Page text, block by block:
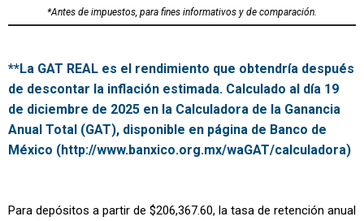
*Antes de impuestos, para fines informativos y de comparación.
**La GAT REAL es el rendimiento que obtendría después
de descontar la inflación estimada. Calculado al día 19
de diciembre de 2025 en la Calculadora de la Ganancia
Anual Total (GAT), disponible en página de Banco de
México (http://www.banxico.org.mx/waGAT/calculadora)
Para depósitos a partir de $206,367.60, la tasa de retención anual